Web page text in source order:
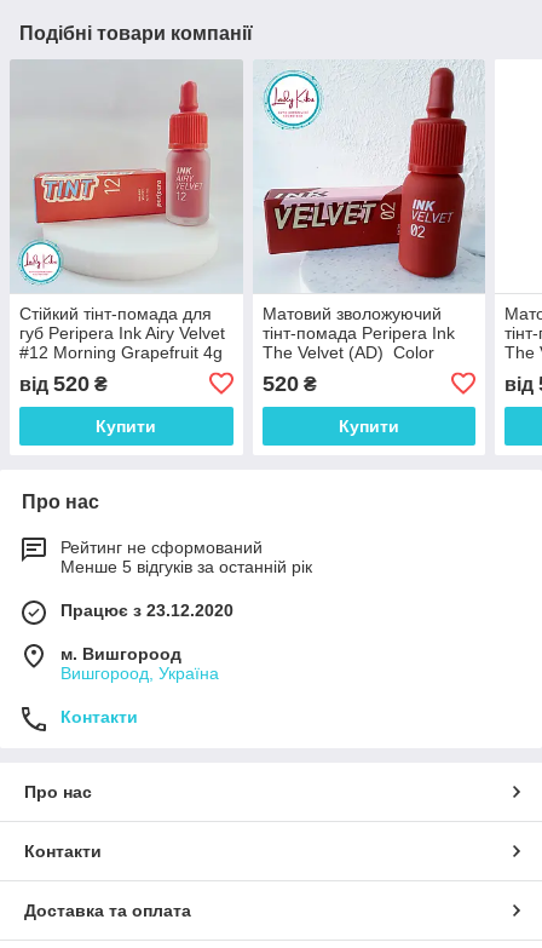
Подібні товари компанії
Стійкий тінт-помада для
губ Peripera Ink Airy Velvet
#12 Morning Grapefruit 4g
від 520 ₴
Купити
Матовий зволожуючий
тінт-помада Peripera Ink
The Velvet (AD) Color
02 Celeb Deep Rose Good
Brick, 4g
520₴
Купити
The
від
Про нас
Рейтинг не сформований
Менше 5 відгуків за останній рік
Працює з 23.12.2020
м. Вишгороод
Вишгороод, Україна
Контакти
Про нас
Контакти
Доставка та оплата